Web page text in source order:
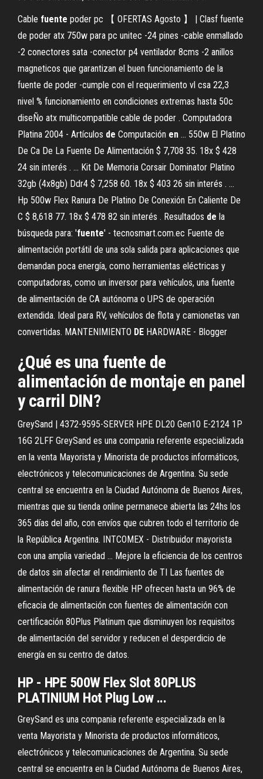
Cable fuente poder pc 【 OFERTAS Agosto 】 | Clasf fuente
de poder atx 750w para pc unitec -24 pines -cable enmallado
-2 conectores sata -conector p4 ventilador 8cms -2 anillos
magneticos que garantizan el buen funcionamiento de la
fuente de poder -cumple con el requerimiento vl csa 22,3
nivel % funcionamiento en condiciones extremas hasta 50c
diseÑo atx multicompatible cable de poder . Computadora
Platina 2004 - Artículos de Computación en ... 550w El Platino
De Ca De La Fuente De Alimentación $ 7,708 35. 18x $ 428
24 sin interés . ... Kit De Memoria Corsair Dominator Platino
32gb (4x8gb) Ddr4 $ 7,258 60. 18x $ 403 26 sin interés . ...
Hp 500w Flex Ranura De Platino De Conexión En Caliente De
C $ 8,618 77. 18x $ 478 82 sin interés . Resultados de la
búsqueda para: 'fuente' - tecnosmart.com.ec Fuente de
alimentación portátil de una sola salida para aplicaciones que
demandan poca energía, como herramientas eléctricas y
computadoras, como un inversor para vehículos, una fuente
de alimentación de CA autónoma o UPS de operación
extendida. Ideal para RV, vehículos de flota y camionetas van
convertidas. MANTENIMIENTO DE HARDWARE - Blogger
¿Qué es una fuente de
alimentación de montaje en panel
y carril DIN?
GreySand | 4372-9595-SERVER HPE DL20 Gen10 E-2124 1P
16G 2LFF GreySand es una compania referente especializada
en la venta Mayorista y Minorista de productos informáticos,
electrónicos y telecomunicaciones de Argentina. Su sede
central se encuentra en la Ciudad Autónoma de Buenos Aires,
mientras que su tienda online permanece abierta las 24hs los
365 días del año, con envíos que cubren todo el territorio de
la República Argentina. INTCOMEX - Distribuidor mayorista
con una amplia variedad ... Mejore la eficiencia de los centros
de datos sin afectar el rendimiento de TI Las fuentes de
alimentación de ranura flexible HP ofrecen hasta un 96% de
eficacia de alimentación con fuentes de alimentación con
certificación 80Plus Platinum que disminuyen los requisitos
de alimentación del servidor y reducen el desperdicio de
energía en su centro de datos.
HP - HPE 500W Flex Slot 80PLUS
PLATINIUM Hot Plug Low ...
GreySand es una compania referente especializada en la
venta Mayorista y Minorista de productos informáticos,
electrónicos y telecomunicaciones de Argentina. Su sede
central se encuentra en la Ciudad Autónoma de Buenos Aires,